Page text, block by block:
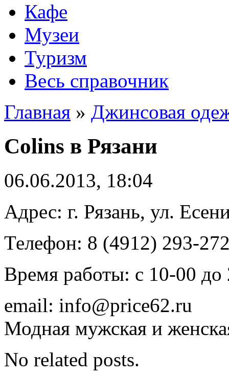
Кафе
Музеи
Туризм
Весь справочник
Главная » Джинсовая
Colins в Рязани
06.06.2013, 18:04
Адрес: г. Рязань, ул.
Телефон: 8 (4912) 293-
Время работы: с 10-00 до
email: info@price62.ru
Модная мужская и
No related posts.